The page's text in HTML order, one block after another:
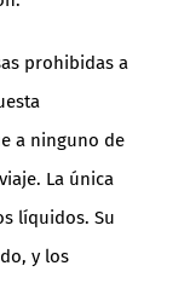
prohibidas a
a ninguno de
La única
líquidos. Su
y los